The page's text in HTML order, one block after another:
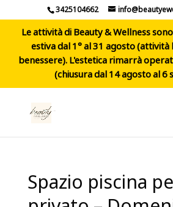
3425104662
Le attività di Beauty & Wellness
estiva dal 1° al 31 agosto
benessere). L'estetica rimarrà
(chiusura dal 14 agosto al
Spazio piscina